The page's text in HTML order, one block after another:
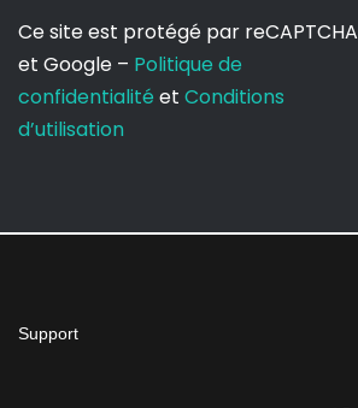
Ce site est protégé par reCAPTCHA
et Google – Politique de
confidentialité et Conditions
d’utilisation
Support